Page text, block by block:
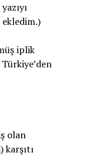
iplik
olan